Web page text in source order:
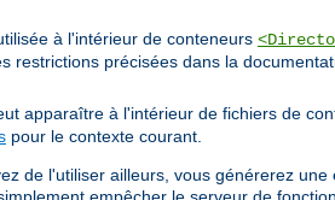
à l'intérieur de conteneurs
restrictions précisées dans la
apparaître à l'intérieur de fichiers de
pour le contexte courant.
de l'utiliser ailleurs, vous générerez